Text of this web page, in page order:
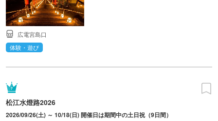
広電宮島口
体験・遊び
松江水燈路2026
2026/09/26(土) ～ 10/18(日) 開催日は期間中の土日祝（9日間）